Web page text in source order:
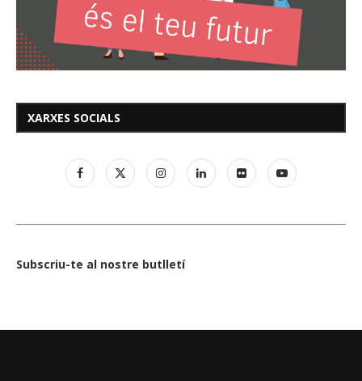
XARXES SOCIALS
Subscriu-te al nostre butlletí